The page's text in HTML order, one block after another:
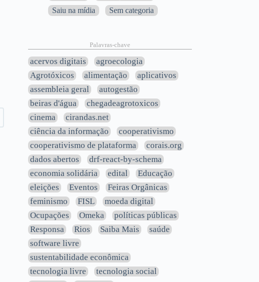
Saiu na mídia
Sem categoria
Palavras-chave
acervos digitais
agroecologia
Agrotóxicos
alimentação
aplicativos
assembleia geral
autogestão
beiras d'água
chegadeagrotoxicos
cinema
cirandas.net
ciência da informação
cooperativismo
cooperativismo de plataforma
corais.org
dados abertos
drf-react-by-schema
economia solidária
edital
Educação
eleições
Eventos
Feiras Orgânicas
feminismo
FISL
moeda digital
Ocupações
Omeka
políticas públicas
Responsa
Rios Saiba Mais
saúde
software livre
sustentabilidade econômica
tecnologia livre
tecnologia social